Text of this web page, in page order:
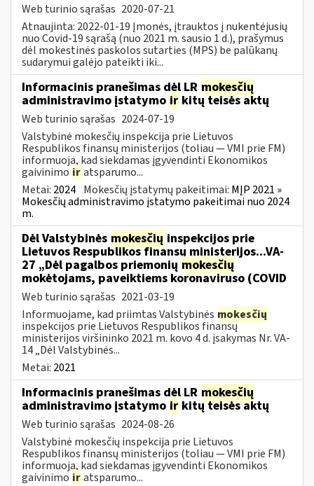
Web turinio sąrašas 2020-07-21
Atnaujinta: 2022-01-19 Įmonės, įtrauktos į nukentėjusių
nuo Covid-19 sąrašą (nuo 2021 m. sausio 1 d.), prašymus
dėl mokestinės paskolos sutarties (MPS) be palūkanų
sudarymui galėjo pateikti iki...
Informacinis pranešimas dėl LR mokesčių
administravimo įstatymo ir kitų teisės aktų
Web turinio sąrašas 2024-07-19
Valstybinė mokesčių inspekcija prie Lietuvos
Respublikos finansų ministerijos (toliau — VMI prie FM)
informuoja, kad siekdamas įgyvendinti Ekonomikos
gaivinimo iratsparumo...
Metai: 2024 Mokesčių įstatymų pakeitimai: MĮP 2021 »
Mokesčių administravimo įstatymo pakeitimai nuo 2024
m.
Dėl Valstybinės mokesčių inspekcijos prie
Lietuvos Respublikos finansų ministerijos...VA-
27 „Dėl pagalbos priemonių mokesčių
mokėtojams, paveiktiems koronaviruso (COVID
Web turinio sąrašas 2021-03-19
Informuojame, kad priimtas Valstybinės mokesčių
inspekcijos prie Lietuvos Respublikos finansų
ministerijos viršininko 2021 m. kovo 4 d. įsakymas Nr. VA-
14 „Dėl Valstybinės...
Metai: 2021
Informacinis pranešimas dėl LR mokesčių
administravimo įstatymo ir kitų teisės aktų
Web turinio sąrašas 2024-08-26
Valstybinė mokesčių inspekcija prie Lietuvos
Respublikos finansų ministerijos (toliau — VMI prie FM)
informuoja, kad siekdamas įgyvendinti Ekonomikos
gaivinimo iratsparumo...